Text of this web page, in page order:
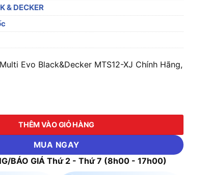
& DECKER
Evo Black&Decker MTS12-XJ Chính Hãng,
Evo Black&Decker MTS12-XJ số lượng
THÊM VÀO GIỎ HÀNG
MUA NGAY
BÁO GIÁ Thứ 2 - Thứ 7 (8h00 - 17h00)